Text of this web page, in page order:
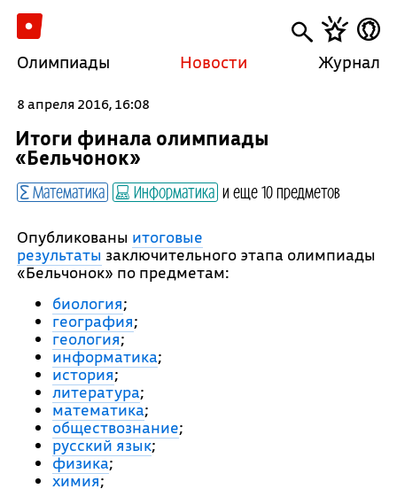
Олимпиады Новости Журнал
8 апреля 2016, 16:08
Итоги финала олимпиады
«Бельчонок»
Математика Информатика и еще 10 предметов
Опубликованы итоговые
результаты заключительного этапа олимпиады
«Бельчонок» по предметам:
биология;
география;
геология;
информатика;
история;
литература;
математика;
обществознание;
русский язык;
физика;
химия;